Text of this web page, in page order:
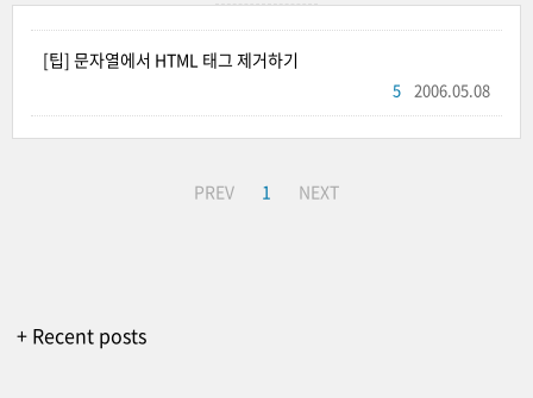
[팁] 문자열에서 HTML 태그 제거하기
2006.05.08
5
PREV 1 NEXT
+ Recent posts